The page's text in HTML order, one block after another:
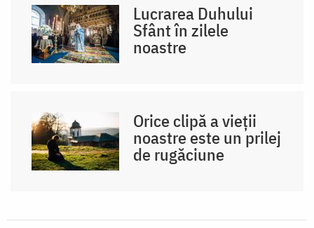
Lucrarea Duhului
Sfânt în zilele
noastre
Orice clipă a vieții
noastre este un prilej
de rugăciune